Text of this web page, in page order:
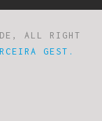
ALL RIGHT
GEST.